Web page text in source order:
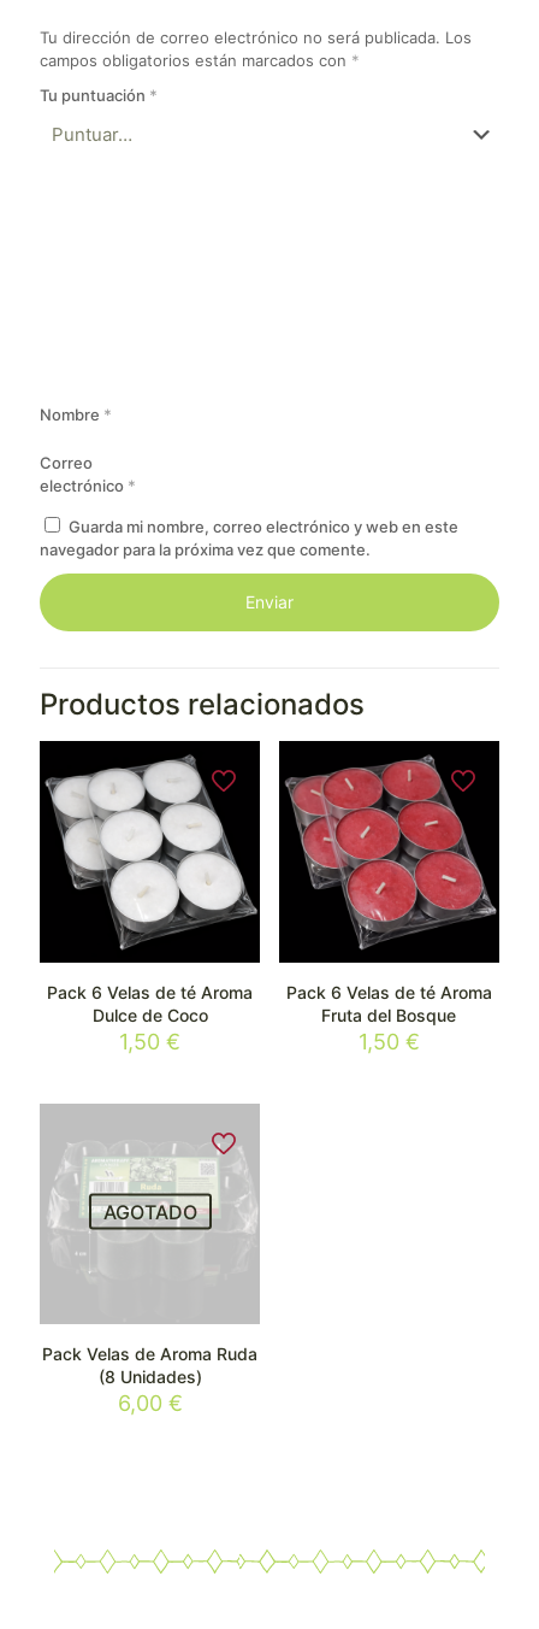
Tu dirección de correo electrónico no será publicada. Los
campos obligatorios están marcados con *
Tu puntuación *
Nombre *
Correo
electrónico *
Guarda mi nombre, correo electrónico y web en este
navegador para la próxima vez que comente.
Productos relacionados
Pack 6 Velas de té Aroma
Dulce de Coco
1,50€
Pack 6 Velas de té Aroma
Fruta del Bosque
1,50 €
AGOTADO
Pack Velas de Aroma Ruda
(8 Unidades)
6,00 €